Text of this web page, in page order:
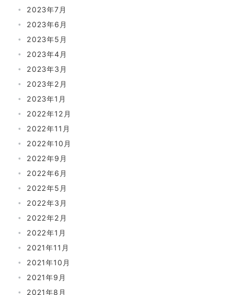
2023年7月
2023年6月
2023年5月
2023年4月
2023年3月
2023年2月
2023年1月
2022年12月
2022年11月
2022年10月
2022年9月
2022年6月
2022年5月
2022年3月
2022年2月
2022年1月
2021年11月
2021年10月
2021年9月
2021年8月